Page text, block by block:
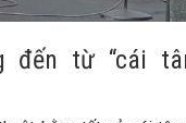
đến từ “cái